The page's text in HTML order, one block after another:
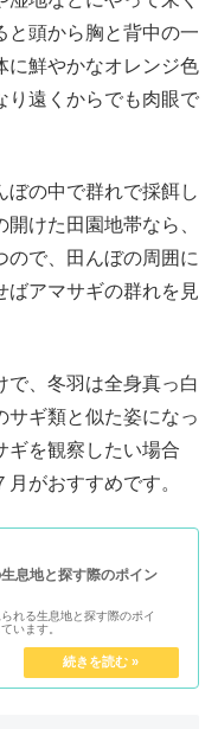
と頭から胸と背中の一
に鮮やかなオレンジ色
り遠くからでも肉眼で
ぼの中で群れで採餌し
けた田園地帯なら、
ので、田んぼの周囲に
ばアマサギの群れを見
で、冬羽は全身真っ白
サギ類と似た姿になっ
ギを観察したい場合
がおすすめです。
息地と探す際のポイン
れる生息地と探す際のポイ
います。